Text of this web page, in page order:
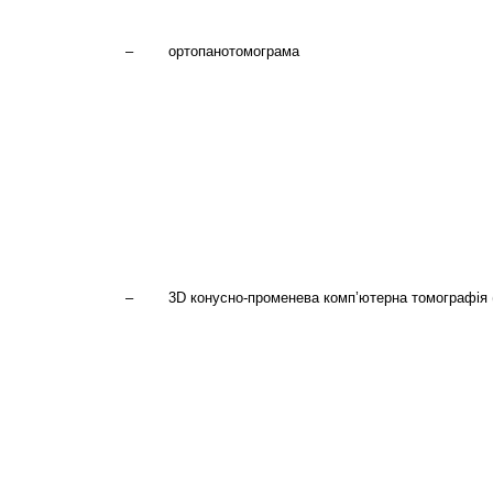
– ортопанотомограма
– 3D конусно-променева комп’ютерна томографія